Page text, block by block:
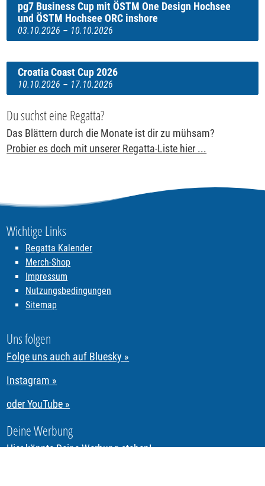
pg7 Business Cup mit ÖSTM One Design Hochsee
und ÖSTM Hochsee ORC inshore
03.10.2026 – 10.10.2026
Croatia Coast Cup 2026
10.10.2026 – 17.10.2026
Du suchst eine Regatta?
Das Blättern durch die Monate ist dir zu mühsam?
Probier es doch mit unserer Regatta-Liste hier ...
Wichtige Links
Regatta Kalender
Merch-Shop
Impressum
Nutzungsbedingungen
Sitemap
Uns folgen
Folge uns auch auf Bluesky »
Instagram »
oder YouTube »
Deine Werbung
Hier könnte Deine Werbung stehen!